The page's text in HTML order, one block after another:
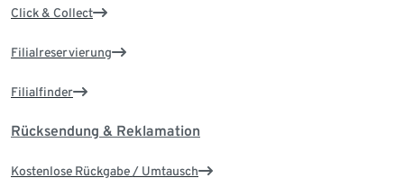
Click & Collect
Filialreservierung
Filialfinder
Rücksendung & Reklamation
Kostenlose Rückgabe / Umtausch